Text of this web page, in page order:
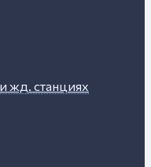
жд. станциях